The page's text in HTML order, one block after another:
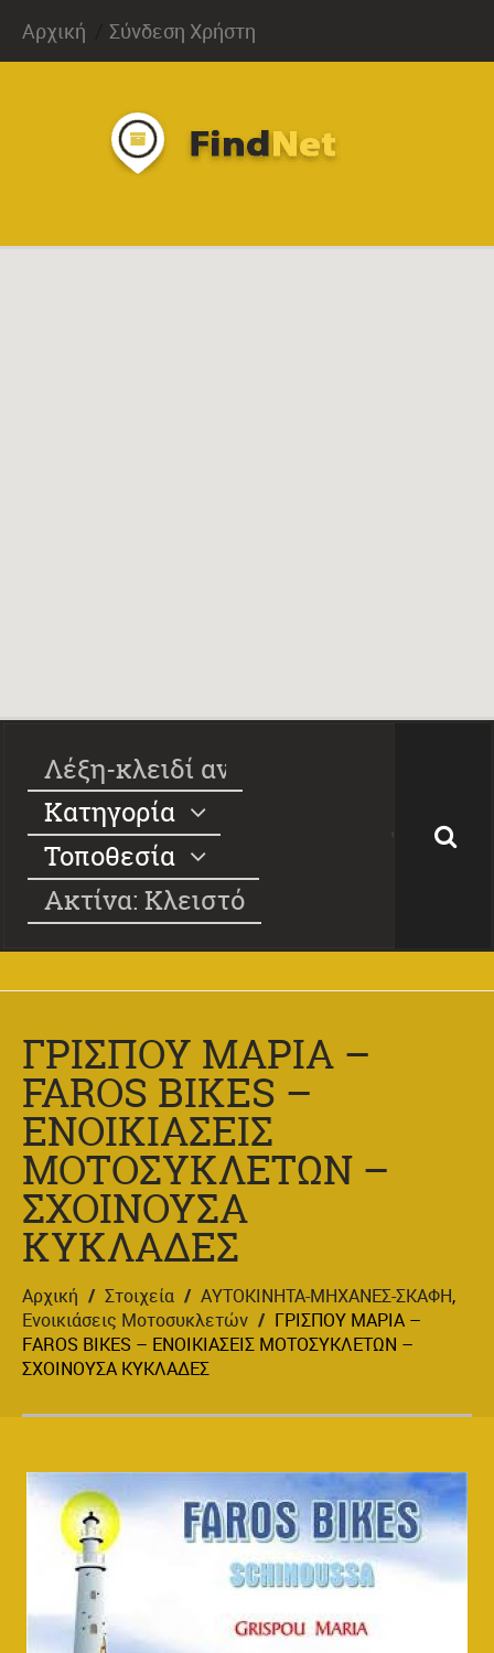
Αρχική Σύνδεση Χρήστη
Κατηγορία
Τοποθεσία
Ακτίνα: Κλειστό
ΓΡΙΣΠΟΥ ΜΑΡΙΑ –
FAROS BIKES –
ΕΝΟΙΚΙΑΣΕΙΣ
ΜΟΤΟΣΥΚΛΕΤΩΝ –
ΣΧΟΙΝΟΥΣΑ
ΚΥΚΛΑΔΕΣ
Αρχική / Στοιχεία / ΑΥΤΟΚΙΝΗΤΑ-ΜΗΧΑΝΕΣ-ΣΚΑΦΗ,
Ενοικιάσεις Μοτοσυκλετών / ΓΡΙΣΠΟΥ ΜΑΡΙΑ –
FAROS BIKES – ΕΝΟΙΚΙΑΣΕΙΣ ΜΟΤΟΣΥΚΛΕΤΩΝ –
ΣΧΟΙΝΟΥΣΑ ΚΥΚΛΑΔΕΣ